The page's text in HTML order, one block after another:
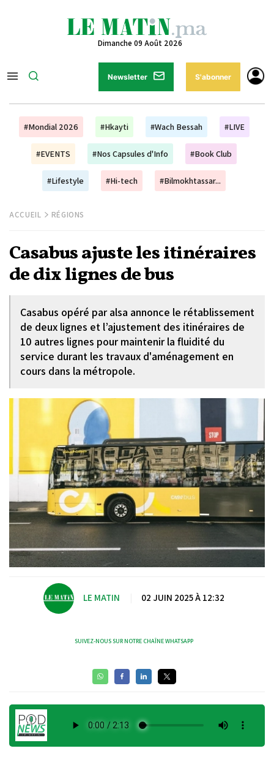
Dimanche 09 Août 2026
Newsletter S'abonner
#Mondial 2026 #Hkayti #Wach Bessah #LIVE
#EVENTS #Nos Capsules d'Info #Book Club
#Lifestyle #Hi-tech #Bilmokhtassar...
ACCUEIL RÉGIONS
Casabus ajuste les itinéraires
de dix lignes de bus
Casabus opéré par alsa annonce le rétablissement
de deux lignes et l’ajustement des itinéraires de
10 autres lignes pour maintenir la fluidité du
service durant les travaux d'aménagement en
cours dans la métropole.
LE MATIN 02 JUIN 2025 À 12:32
SUIVEZ-NOUS SUR NOTRE CHAÎNE WHATSAPP